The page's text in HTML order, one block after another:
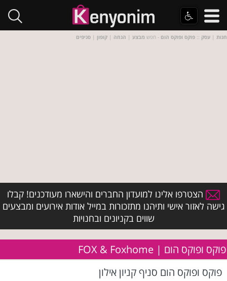
חנות | עסק :: פוקס ופוקס הום - חפש מבצע | הנחה | קופון | סניפים
הצטרפו אלינו למועדון החברים והישארו מעודכנים! קבלו
גישה לאזור אישי ותיהנו מתזכורות במייל אודות אירועים ומבצעים
שווים בקניונים ובחנויות
פוקס ופוקס הום | FOX & Foxhome
פוקס ופוקס הום סניף קניון אילון